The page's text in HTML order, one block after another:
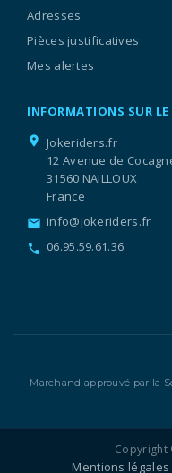
Adresses
Pièces justificatives
Mes alertes
INFORMATIONS SUR
location_on
Jokeriders.fr
12 Avenue de
31560 NAILLOUX
France
email info@jokeriders.fr
call 06.95.59.61.36
Marchand approuvé par la
Copyright
Mentions légales